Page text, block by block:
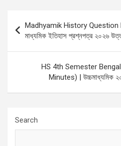
navigation
Madhyamik History Question
মাধ্যমিক ইতিহাস প্রশ্নপত্র ২০২৬
HS 4th Semester
Minutes) | উচ্চমাধ্যমিক
Search